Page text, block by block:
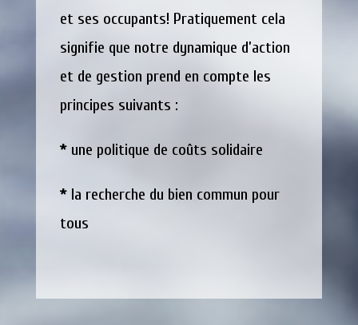
et ses occupants! Pratiquement cela
signifie que notre dynamique d’action
et de gestion prend en compte les
principes suivants :
*une politique de coûts solidaire
*la recherche du bien commun pour
tous